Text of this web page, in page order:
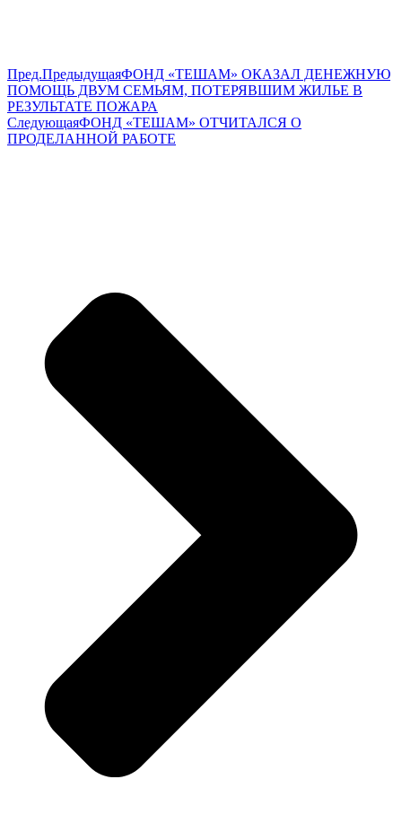
Пред.ПредыдущаяФОНД «ТЕШАМ» ОКАЗАЛ ДЕНЕЖНУЮ
ПОМОЩЬ ДВУМ СЕМЬЯМ, ПОТЕРЯВШИМ ЖИЛЬЕ В
РЕЗУЛЬТАТЕ ПОЖАРА
СледующаяФОНД «ТЕШАМ» ОТЧИТАЛСЯ О
ПРОДЕЛАННОЙ РАБОТЕ